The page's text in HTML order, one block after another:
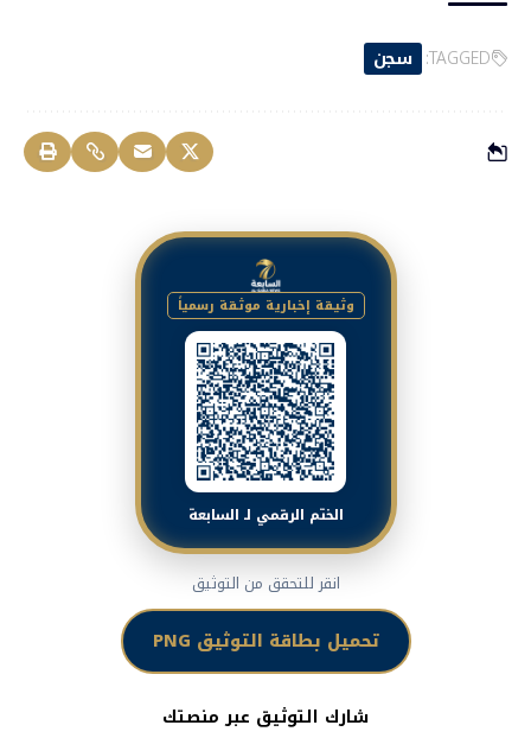
TAGGED: سجن
وثيقة إخبارية موثقة رسمياً
الختم الرقمي لـ السابعة
انقر للتحقق من التوثيق
تحميل بطاقة التوثيق PNG
شارك التوثيق عبر منصتك